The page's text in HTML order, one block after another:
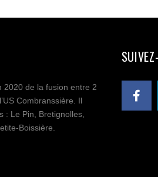
2020 de la fusion entre 2
Combranssière. Il
: Le Pin, Bretignolles,
Boissière.